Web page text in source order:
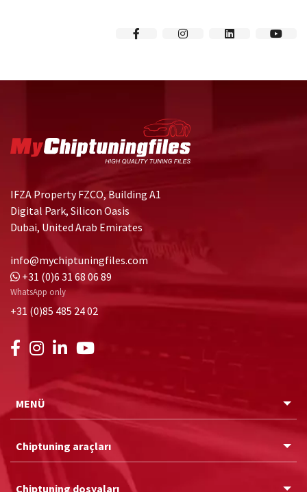
IFZA Property FZCO, Building A1
Digital Park, Silicon Oasis
Dubai, United Arab Emirates
info@mychiptuningfiles.com
+31 (0)6 31 68 06 89
WhatsApp only
+31 (0)85 485 24 02
MENÜ
Chiptuning araçları
Chiptuning dosyaları